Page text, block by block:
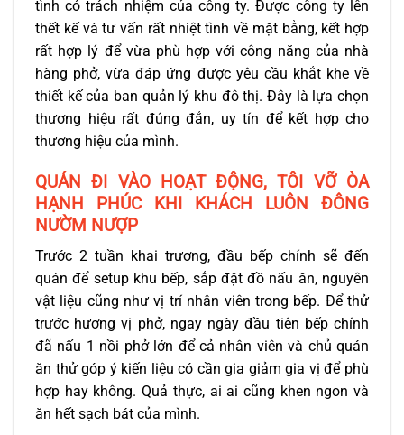
tình có trách nhiệm của công ty. Được công ty lên
thết kế và tư vấn rất nhiệt tình về mặt bằng, kết hợp
rất hợp lý để vừa phù hợp với công năng của nhà
hàng phở, vừa đáp ứng được yêu cầu khắt khe về
thiết kế của ban quản lý khu đô thị. Đây là lựa chọn
thương hiệu rất đúng đắn, uy tín để kết hợp cho
thương hiệu của mình.
QUÁN ĐI VÀO HOẠT ĐỘNG, TÔI VỠ ÒA
HẠNH PHÚC KHI KHÁCH LUÔN ĐÔNG
NƯỜM NƯỢP
Trước 2 tuần khai trương, đầu bếp chính sẽ đến
quán để setup khu bếp, sắp đặt đồ nấu ăn, nguyên
vật liệu cũng như vị trí nhân viên trong bếp. Để thử
trước hương vị phở, ngay ngày đầu tiên bếp chính
đã nấu 1 nồi phở lớn để cả nhân viên và chủ quán
ăn thử góp ý kiến liệu có cần gia giảm gia vị để phù
hợp hay không. Quả thực, ai ai cũng khen ngon và
ăn hết sạch bát của mình.